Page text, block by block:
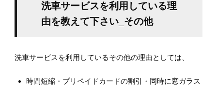
洗車サービスを利用している理
由を教えて下さい_その他
洗車サービスを利用しているその他の理由としては、
時間短縮・プリペイドカードの割引・同時に窓ガラス